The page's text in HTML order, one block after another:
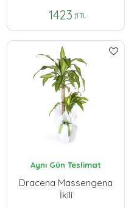
1423 ,11 TL
Aynı Gün Teslimat
Dracena Massengena
İkili